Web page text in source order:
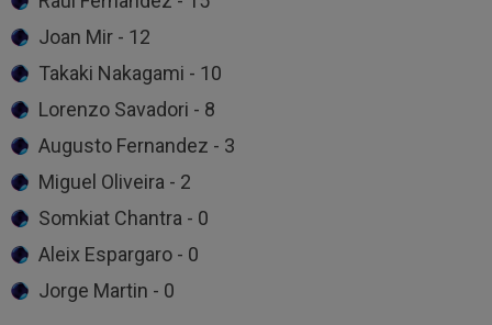
Joan Mir - 12
Takaki Nakagami - 10
Lorenzo Savadori - 8
Augusto Fernandez - 3
Miguel Oliveira - 2
Somkiat Chantra - 0
Aleix Espargaro - 0
Jorge Martin - 0